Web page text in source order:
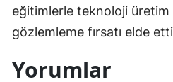
eğitimlerle teknoloji
gözlemleme fırsatı elde
Yorumlar